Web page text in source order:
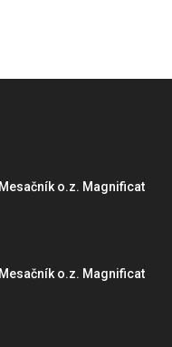
o.z. Magnificat
o.z. Magnificat